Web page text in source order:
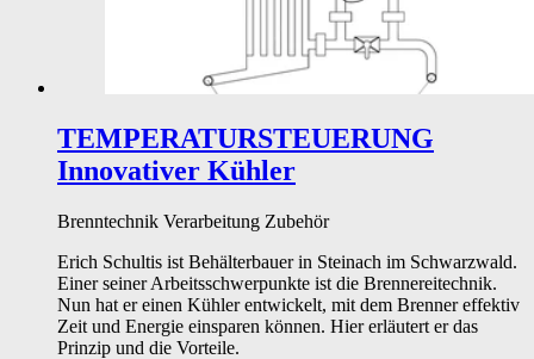
TEMPERATURSTEUERUNG
Innovativer Kühler
Brenntechnik Verarbeitung Zubehör
Erich Schultis ist Behälterbauer in Steinach im Schwarzwald.
Einer seiner Arbeitsschwerpunkte ist die Brennereitechnik.
Nun hat er einen Kühler entwickelt, mit dem Brenner effektiv
Zeit und Energie einsparen können. Hier erläutert er das
Prinzip und die Vorteile.